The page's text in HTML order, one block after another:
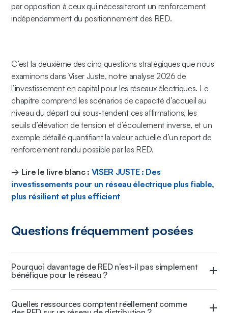
par opposition à ceux qui nécessiteront un renforcement
indépendamment du positionnement des RED.
C’est la deuxième des cinq questions stratégiques que nous
examinons dans Viser Juste, notre analyse 2026 de
l’investissement en capital pour les réseaux électriques. Le
chapitre comprend les scénarios de capacité d’accueil au
niveau du départ qui sous-tendent ces affirmations, les
seuils d’élévation de tension et d’écoulement inverse, et un
exemple détaillé quantifiant la valeur actuelle d’un report de
renforcement rendu possible par les RED.
→ Lire le livre blanc : VISER JUSTE : Des
investissements pour un réseau électrique plus fiable,
plus résilient et plus efficient
Questions fréquemment posées
Pourquoi davantage de RED n’est-il pas simplement
bénéfique pour le réseau ?
départ et en imposer un sur un autre. La valeur dépend de
Quelles ressources comptent réellement comme